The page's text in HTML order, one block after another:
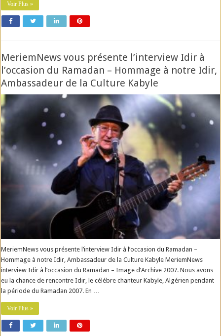
Voir Plus »
MeriemNews vous présente l’interview Idir à
l’occasion du Ramadan – Hommage à notre Idir,
Ambassadeur de la Culture Kabyle
MeriemNews vous présente l’interview Idir à l’occasion du Ramadan –
Hommage à notre Idir, Ambassadeur de la Culture Kabyle MeriemNews
interview Idir à l’occasion du Ramadan – Image d’Archive 2007. Nous avons
eu la chance de rencontre Idir, le célébre chanteur Kabyle, Algérien pendant
la période du Ramadan 2007. En …
Voir Plus »